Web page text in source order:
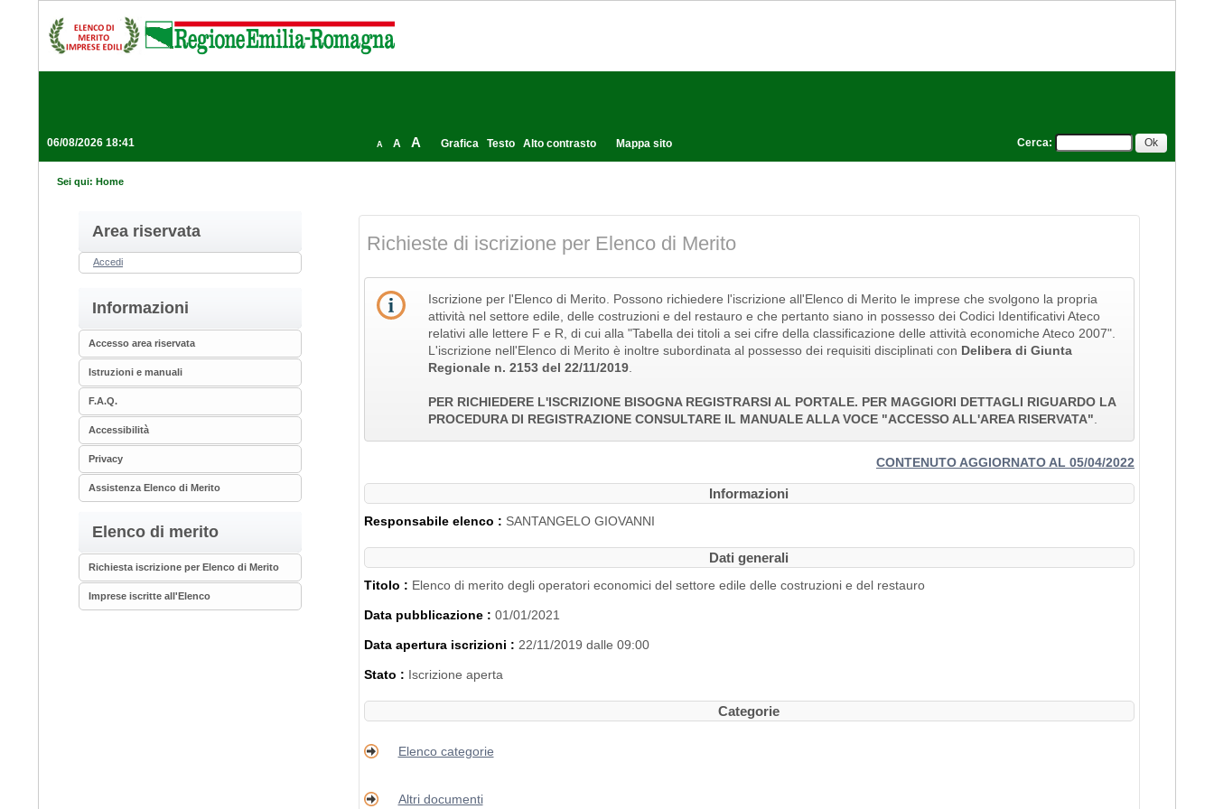
06/08/2026 18:41 Cerca:
A A A Grafica Testo Alto contrasto Mappa sito
Sei qui: Home
Area riservata
Accedi
Informazioni
Accesso area riservata
Istruzioni e manuali
F.A.Q.
Accessibilità
Privacy
Assistenza Elenco di Merito
Elenco di merito
Richiesta iscrizione per Elenco di Merito
Imprese iscritte all'Elenco
Richieste di iscrizione per Elenco di Merito
Iscrizione per l'Elenco di Merito. Possono richiedere l'iscrizione all'Elenco di Merito le imprese che svolgono la propria
attività nel settore edile, delle costruzioni e del restauro e che pertanto siano in possesso dei Codici Identificativi Ateco
relativi alle lettere F e R, di cui alla "Tabella dei titoli a sei cifre della classificazione delle attività economiche Ateco 2007".
L'iscrizione nell'Elenco di Merito è inoltre subordinata al possesso dei requisiti disciplinati con Delibera di Giunta
Regionale n. 2153 del 22/11/2019.
PER RICHIEDERE L'ISCRIZIONE BISOGNA REGISTRARSI AL PORTALE. PER MAGGIORI DETTAGLI RIGUARDO LA
PROCEDURA DI REGISTRAZIONE CONSULTARE IL MANUALE ALLA VOCE "ACCESSO ALL'AREA RISERVATA".
CONTENUTO AGGIORNATO AL 05/04/2022
Informazioni
Responsabile elenco : SANTANGELO GIOVANNI
Dati generali
Titolo : Elenco di merito degli operatori economici del settore edile delle costruzioni e del restauro
Data pubblicazione : 01/01/2021
Data apertura iscrizioni : 22/11/2019 dalle 09:00
Stato : Iscrizione aperta
Categorie
Elenco categorie
Altri documenti